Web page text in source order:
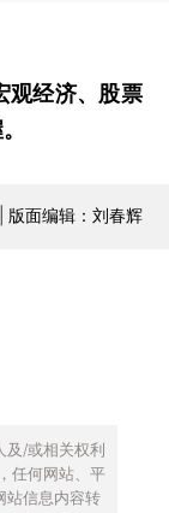
观经济、股票
版面编辑：刘春辉
及/或相关权利
任何网站、平
站信息内容转